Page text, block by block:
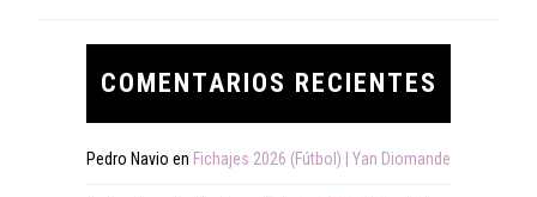
COMENTARIOS RECIENTES
Pedro Navio en Fichajes 2026 (Fútbol) | Yan Diomande